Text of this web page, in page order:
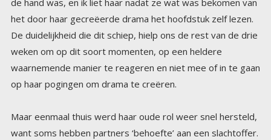
op haar pogingen om drama te creëren.
Maar eenmaal thuis werd haar oude rol weer snel hersteld,
want soms hebben partners ‘behoefte’ aan een slachtoffer.